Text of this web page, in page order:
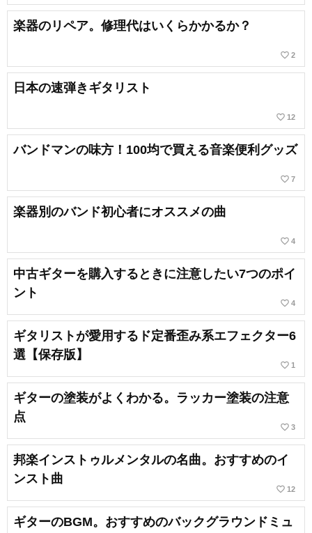
楽器のリペア。修理代はいくらかかるか？
favorite_border 2
日本の速弾きギタリスト
favorite_border 12
バンドマンの味方！100均で買える音楽便利グッズ
favorite_border 7
楽器別のバンド初心者にオススメの曲
favorite_border 4
中古ギターを購入するときに注意したい7つのポイ
ント
favorite_border 4
ギタリストが愛用するド定番歪み系エフェクター6
選【保存版】
favorite_border 1
ギターの塗装がよくわかる。ラッカー塗装の注意
点
favorite_border 3
邦楽インストゥルメンタルの名曲。おすすめのイ
ンスト曲
favorite_border 12
ギターのBGM。おすすめのバックグラウンドミュ